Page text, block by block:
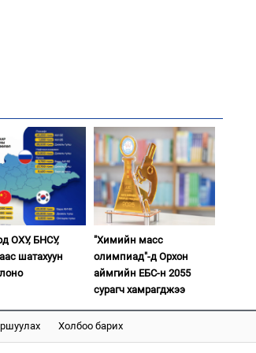
ОХУ, БНСУ,
шатахуун
"Химийн масс
олимпиад"-д Орхон
аймгийн ЕБС-н 2055
сурагч хамрагджээ
Холбоо барих